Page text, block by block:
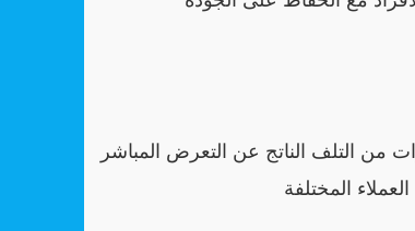
من التلف الناتج عن التعرض المباشر
المختلفة